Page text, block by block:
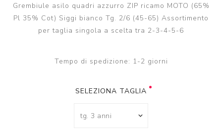
Grembiule asilo quadri azzurro ZIP ricamo MOTO (65%
Pl 35% Cot) Siggi bianco Tg. 2/6 (45-65) Assortimento
per taglia singola a scelta tra 2-3-4-5-6
Tempo di spedizione: 1-2 giorni
SELEZIONA TAGLIA